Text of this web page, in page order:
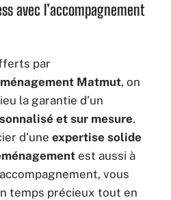
avec l’accompagnement
par
Matmut, on
la garantie d’un
et sur mesure.
d’une expertise solide
est aussi à
vous
temps précieux tout en